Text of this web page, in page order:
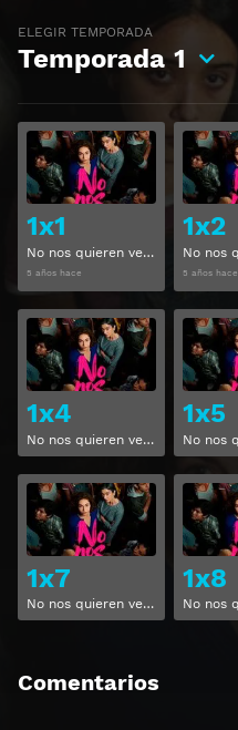
ELEGIR TEMPORADA
Temporada 1
1x1
No nos quieren ver Temporada 1 Capitulo 1
5 años hace
Ver
1x2
5 años hace
1x4
No nos quieren ver Temporada 1 Capitulo 4
Ver
1x5
1x7
No nos quieren ver Temporada 1 Capitulo 7
Ver
1x8
Comentarios